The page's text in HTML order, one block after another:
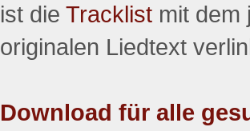
ist die Tracklist mit dem
originalen Liedtext
Download für alle